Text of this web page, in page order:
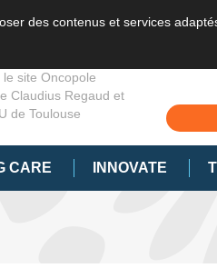
des contenus et services
site Oncopole
Claudius Regaud et
de Toulouse
CARE INNOVATE